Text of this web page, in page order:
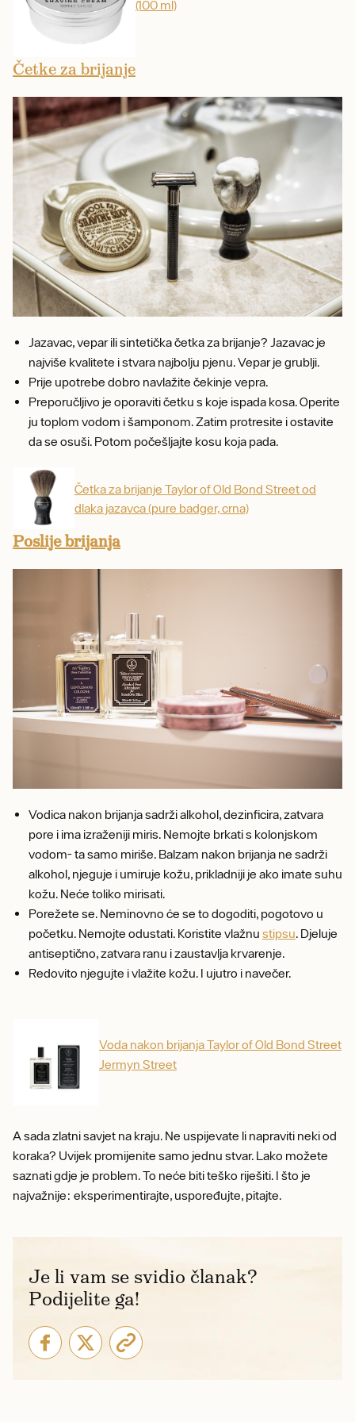
(100 ml)
Četke za brijanje
Jazavac, vepar ili sintetička četka za brijanje? Jazavac je
najviše kvalitete i stvara najbolju pjenu. Vepar je grublji.
Prije upotrebe dobro navlažite čekinje vepra.
Preporučljivo je oporaviti četku s koje ispada kosa. Operite
ju toplom vodom i šamponom. Zatim protresite i ostavite
da se osuši. Potom počešljajte kosu koja pada.
Četka za brijanje Taylor of Old Bond Street od
dlaka jazavca (pure badger, crna)
Poslije brijanja
Vodica nakon brijanja sadrži alkohol, dezinficira, zatvara
pore i ima izraženiji miris. Nemojte brkati s kolonjskom
vodom- ta samo miriše. Balzam nakon brijanja ne sadrži
alkohol, njeguje i umiruje kožu, prikladniji je ako imate suhu
kožu. Neće toliko mirisati.
Porežete se. Neminovno će se to dogoditi, pogotovo u
početku. Nemojte odustati. Koristite vlažnu stipsu. Djeluje
antiseptično, zatvara ranu i zaustavlja krvarenje.
Redovito njegujte i vlažite kožu. I ujutro i navečer.
Voda nakon brijanja Taylor of Old Bond Street
Jermyn Street
A sada zlatni savjet na kraju. Ne uspijevate li napraviti neki od
koraka? Uvijek promijenite samo jednu stvar. Lako možete
saznati gdje je problem. To neće biti teško riješiti. I što je
najvažnije: eksperimentirajte, uspoređujte, pitajte.
Je li vam se svidio članak?
Podijelite ga!